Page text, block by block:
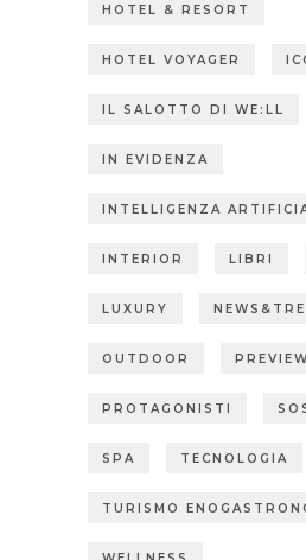
HOTEL & RESORT
HOTEL VOYAGER
IL SALOTTO DI WE:LL
IN EVIDENZA
INTELLIGENZA
INTERIOR LIBRI
LUXURY
OUTDOOR PREVIEW
PROTAGONISTI
SPA TECNOLOGIA
TURISMO